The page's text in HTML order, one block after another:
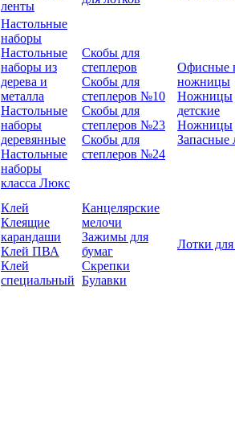
ленты
Настольные
наборы
Настольные
наборы из
дерева и
металла
Настольные
наборы
деревянные
Настольные
наборы
класса Люкс
Скобы для
степлеров
Скобы для
степлеров №10
Скобы для
степлеров №23
Скобы для
степлеров №24
Офисные
ножницы
Ножницы
детские
Ножницы
Запасные
Клей
Клеящие
карандаши
Клей ПВА
Клей
специальный
Канцелярские
мелочи
Зажимы для
бумаг
Скрепки
Булавки
Лотки